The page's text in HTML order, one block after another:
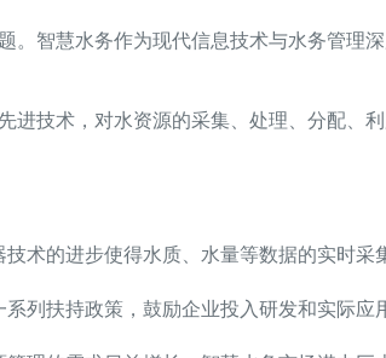
智慧水务作为现代信息技术与水务管理
技术，对水资源的采集、处理、分配、
术的进步使得水质、水量等数据的实时采
列扶持政策，鼓励企业投入研发和实际应